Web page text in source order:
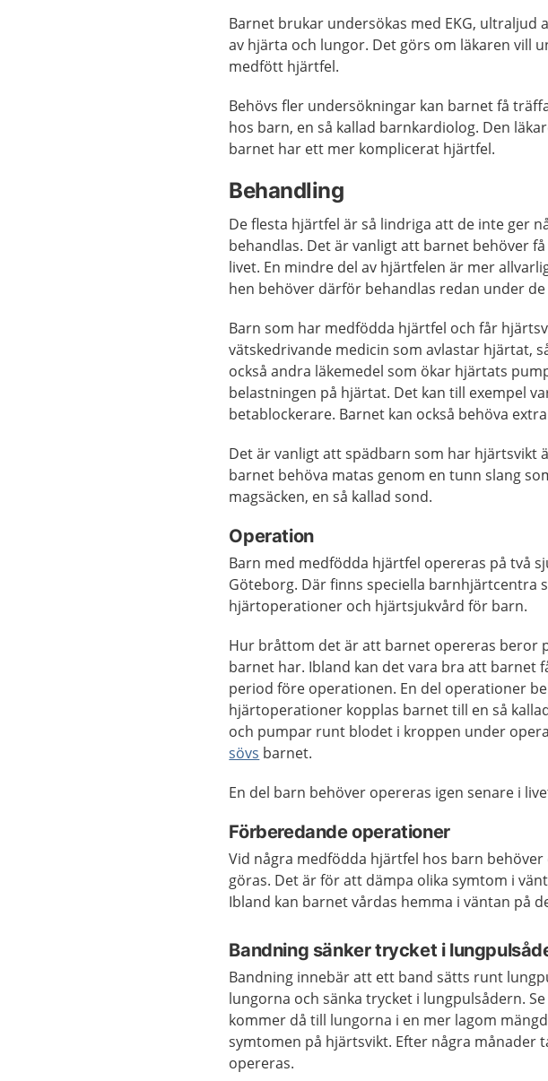
Barnet brukar undersökas med EKG, ultraljud
av hjärta och lungor. Det görs om läkaren vill
medfött hjärtfel.
Behövs fler undersökningar kan barnet få
hos barn, en så kallad barnkardiolog. Den
barnet har ett mer komplicerat hjärtfel.
Behandling
De flesta hjärtfel är så lindriga att de inte ger
behandlas. Det är vanligt att barnet behöver
livet. En mindre del av hjärtfelen är mer
hen behöver därför behandlas redan under
Barn som har medfödda hjärtfel och får
vätskedrivande medicin som avlastar hjärtat,
också andra läkemedel som ökar hjärtats
belastningen på hjärtat. Det kan till exempel
betablockerare. Barnet kan också behöva
Det är vanligt att spädbarn som har hjärtsvikt
barnet behöva matas genom en tunn slang
magsäcken, en så kallad sond.
Operation
Barn med medfödda hjärtfel opereras på två
Göteborg. Där finns speciella barnhjärtcentra
hjärtoperationer och hjärtsjukvård för barn.
Hur bråttom det är att barnet opereras beror
barnet har. Ibland kan det vara bra att barnet
period före operationen. En del operationer
hjärtoperationer kopplas barnet till en så
och pumpar runt blodet i kroppen under
sövs barnet.
En del barn behöver opereras igen senare i
Förberedande operationer
Vid några medfödda hjärtfel hos barn
göras. Det är för att dämpa olika symtom i
Ibland kan barnet vårdas hemma i väntan på
Bandning sänker trycket i
Bandning innebär att ett band sätts runt
lungorna och sänka trycket i lungpulsådern.
kommer då till lungorna i en mer lagom
symtomen på hjärtsvikt. Efter några månader
opereras.